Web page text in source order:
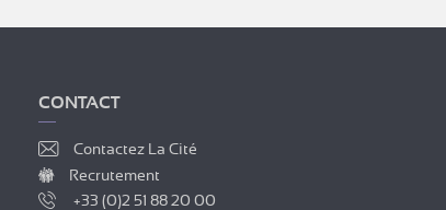
CONTACT
Contactez La Cité
Recrutement
+33 (0)2 51 88 20 00